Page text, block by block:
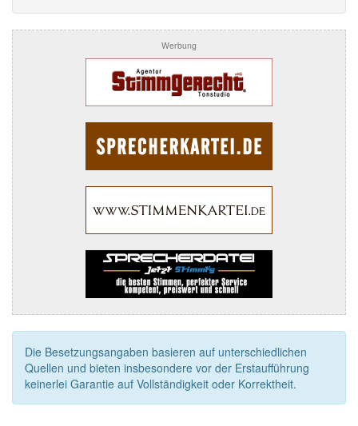
Werbung
Die Besetzungsangaben basieren auf unterschiedlichen
Quellen und bieten insbesondere vor der Erstaufführung
keinerlei Garantie auf Vollständigkeit oder Korrektheit.